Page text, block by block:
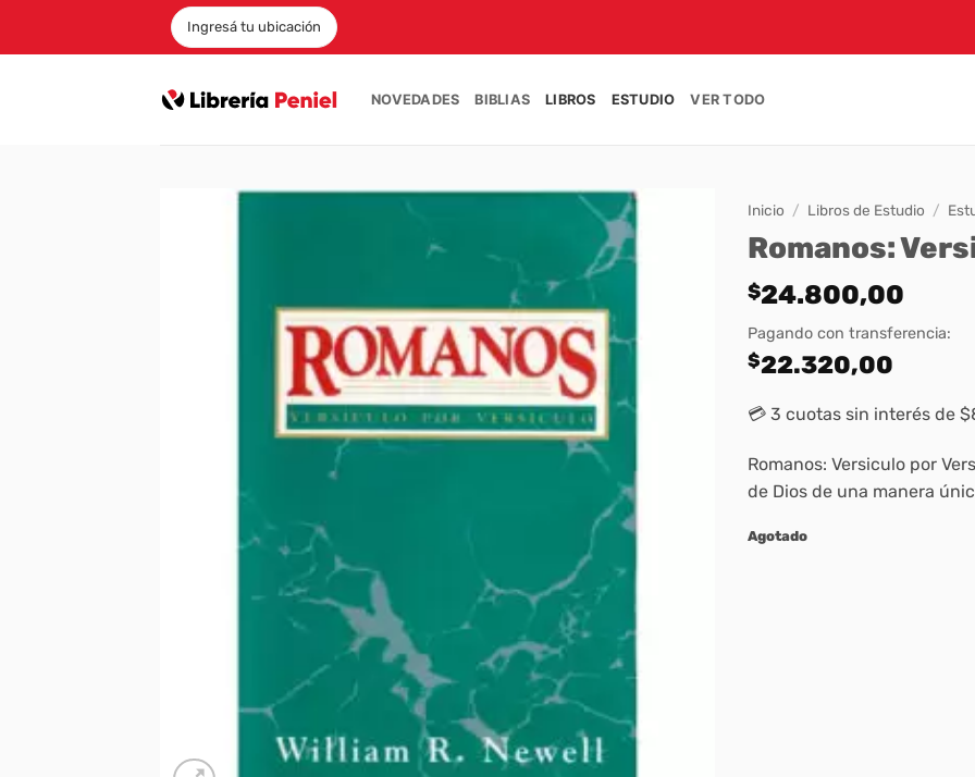
Ingresá tu ubicación
NOVEDADES BIBLIAS LIBROS ESTUDIO VER TODO
Inicio / Libros de Estudio /
Romanos:
$24.800,00
Pagando con transferencia:
$22.320,00
💳 3 cuotas sin interés de
Romanos: Versiculo por
de Dios de una manera
Agotado